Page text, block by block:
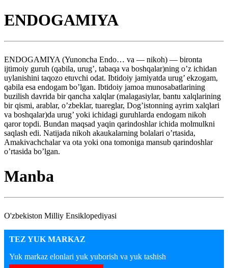
ENDOGAMIYA
ENDOGAMIYA (Yunoncha Endo… va — nikoh) — bironta
ijtimoiy guruh (qabila, urug’, tabaqa va boshqalar)ning o’z ichidan
uylanishini taqozo etuvchi odat. Ibtidoiy jamiyatda urug’ ekzogam,
qabila esa endogam bo’lgan. Ibtidoiy jamoa munosabatlarining
buzilish davrida bir qancha xalqlar (malagasiylar, bantu xalqlarining
bir qismi, arablar, o’zbeklar, tuareglar, Dog’istonning ayrim xalqlari
va boshqalar)da urug’ yoki ichidagi guruhlarda endogam nikoh
qaror topdi. Bundan maqsad yaqin qarindoshlar ichida molmulkni
saqlash edi. Natijada nikoh akaukalarning bolalari o’rtasida,
Amakivachchalar va ota yoki ona tomoniga mansub qarindoshlar
o’rtasida bo’lgan.
Manba
O'zbekiston Milliy Ensiklopediyasi
TEZ YUK MARKAZ
Yuk markaz elonlari yuk yuborish va yuk tashish